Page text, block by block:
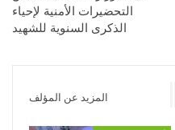
التحضيرات الأمنية لإحياء
الذكرى السنوية للشهيد
المزيد عن المؤلف